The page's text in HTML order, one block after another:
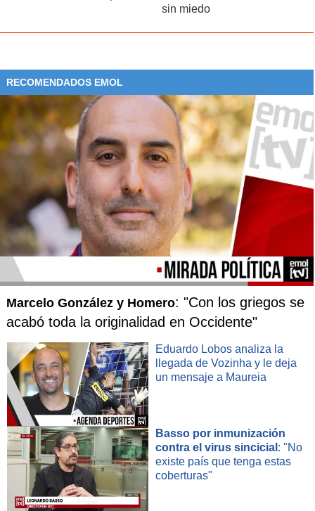
sin miedo
RECOMENDADOS EMOL
Marcelo González y Homero: "Con los griegos se
acabó toda la originalidad en Occidente"
Eduardo Lobos analiza la
llegada de Vozinha y le deja
un mensaje a Maureia
Basso por inmunización
contra el virus sincicial : "No
existe país que tenga estas
coberturas"